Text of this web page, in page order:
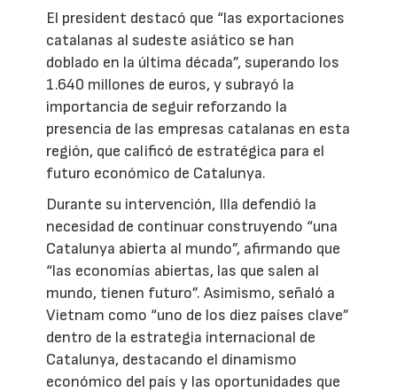
El president destacó que “las exportaciones
catalanas al sudeste asiático se han
doblado en la última década”, superando los
1.640 millones de euros, y subrayó la
importancia de seguir reforzando la
presencia de las empresas catalanas en esta
región, que calificó de estratégica para el
futuro económico de Catalunya.
Durante su intervención, Illa defendió la
necesidad de continuar construyendo “una
Catalunya abierta al mundo”, afirmando que
“las economías abiertas, las que salen al
mundo, tienen futuro”. Asimismo, señaló a
Vietnam como “uno de los diez países clave”
dentro de la estrategia internacional de
Catalunya, destacando el dinamismo
económico del país y las oportunidades que